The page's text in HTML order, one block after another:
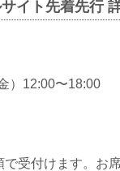
イト先着先行
）12:00〜18:00
で受付けます。お